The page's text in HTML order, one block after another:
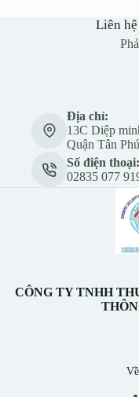
Liên
Địa chỉ:
13C Diệp
Quận Tân
Số điện thoại:
02835 077
CÔNG TY TNHH